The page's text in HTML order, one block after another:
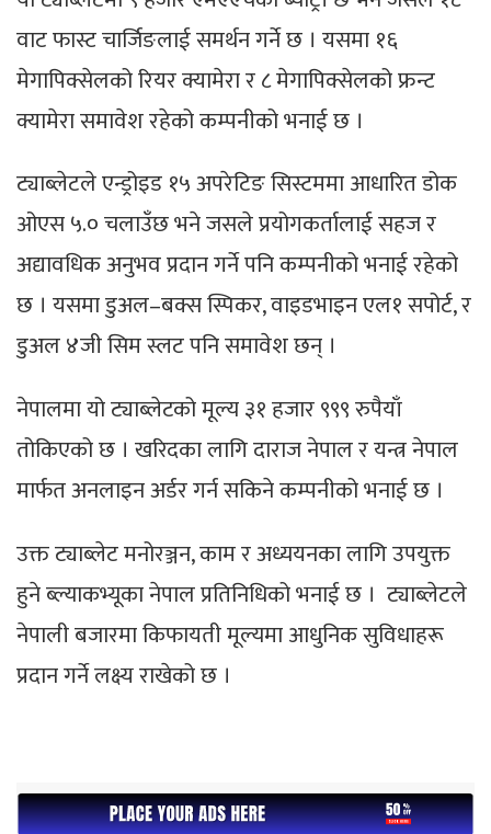
वाट फास्ट चार्जिङलाई समर्थन गर्ने छ । यसमा १६
मेगापिक्सेलको रियर क्यामेरा र ८ मेगापिक्सेलको फ्रन्ट
क्यामेरा समावेश रहेको कम्पनीको भनाई छ ।
ट्याब्लेटले एन्ड्रोइड १५ अपरेटिङ सिस्टममा आधारित डोक
ओएस ५.० चलाउँछ भने जसले प्रयोगकर्तालाई सहज र
अद्यावधिक अनुभव प्रदान गर्ने पनि कम्पनीको भनाई रहेको
छ । यसमा डुअल–बक्स स्पिकर, वाइडभाइन एल१ सपोर्ट, र
डुअल ४जी सिम स्लट पनि समावेश छन् ।
नेपालमा यो ट्याब्लेटको मूल्य ३१ हजार ९९९ रुपैयाँ
तोकिएको छ । खरिदका लागि दाराज नेपाल र यन्त्र नेपाल
मार्फत अनलाइन अर्डर गर्न सकिने कम्पनीको भनाई छ ।
उक्त ट्याब्लेट मनोरञ्जन, काम र अध्ययनका लागि उपयुक्त
हुने ब्ल्याकभ्यूका नेपाल प्रतिनिधिको भनाई छ । ट्याब्लेटले
नेपाली बजारमा किफायती मूल्यमा आधुनिक सुविधाहरू
प्रदान गर्ने लक्ष्य राखेको छ ।